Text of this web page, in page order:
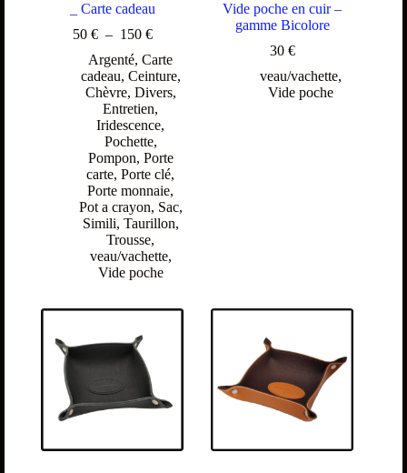
_ Carte cadeau
50 € – 150 €
Argenté,Carte
cadeau, Ceinture,
Chèvre, Divers,
Entretien,
Iridescence,
Pochette,
Pompon, Porte
carte,Porte clé,
Porte monnaie,
Pot a crayon, Sac,
Simili, Taurillon,
Trousse,
veau/vachette,
Vide poche
Vide poche en cuir –
gamme Bicolore
30 €
veau/vachette,
Vide poche